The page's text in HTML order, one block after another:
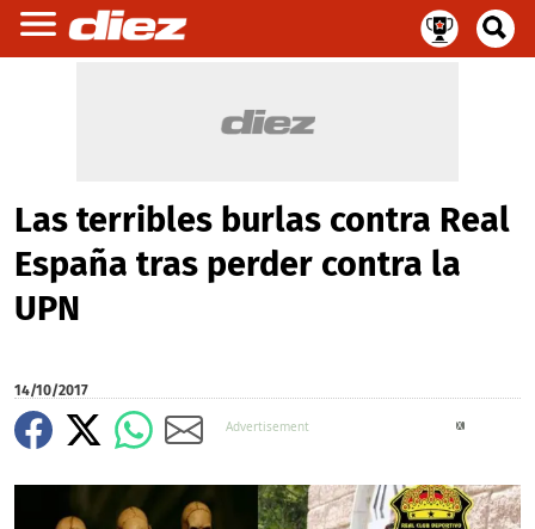
Las terribles burlas contra Real
España tras perder contra la
UPN
14/10/2017
X